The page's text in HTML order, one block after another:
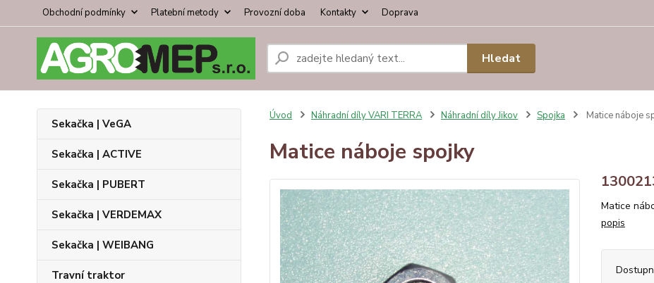
Obchodní podmínky Platební metody Provozní doba Kontakty Doprava
Hledat
Sekačka | VeGA
Sekačka | ACTIVE
Sekačka | PUBERT
Sekačka | VERDEMAX
Sekačka | WEIBANG
Travní traktor
Úvod Náhradní díly VARI TERRA Náhradní díly Jikov Spojka Matice náboje
Matice náboje spojky
Matice
popis